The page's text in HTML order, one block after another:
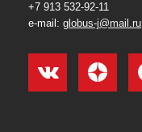
+7 913 532-92-11
e-mail: globus-j@mail.ru